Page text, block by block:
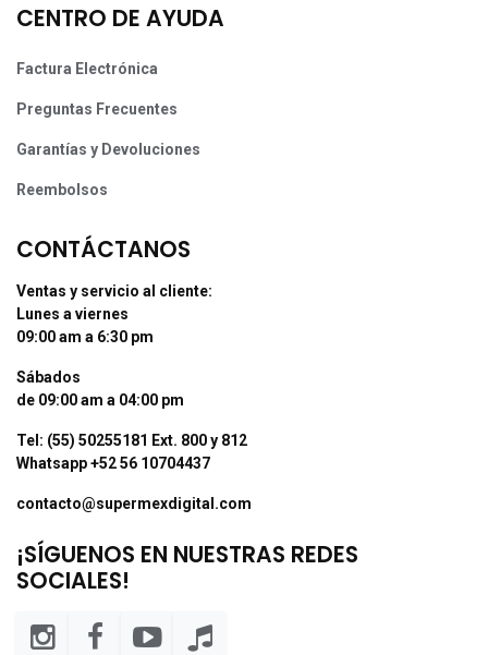
CENTRO DE AYUDA
Factura Electrónica
Preguntas Frecuentes
Garantías y Devoluciones
Reembolsos
CONTÁCTANOS
Ventas y servicio al cliente:
Lunes a viernes
09:00 am a 6:30 pm
Sábados
de 09:00 am a 04:00 pm
Tel: (55) 50255181 Ext. 800 y 812
Whatsapp +52 56 10704437
contacto@supermexdigital.com
¡SÍGUENOS EN NUESTRAS REDES
SOCIALES!